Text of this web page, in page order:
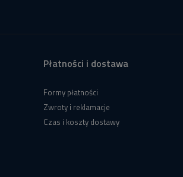
Płatności i dostawa
Formy płatności
Zwroty i reklamacje
Czas i koszty dostawy